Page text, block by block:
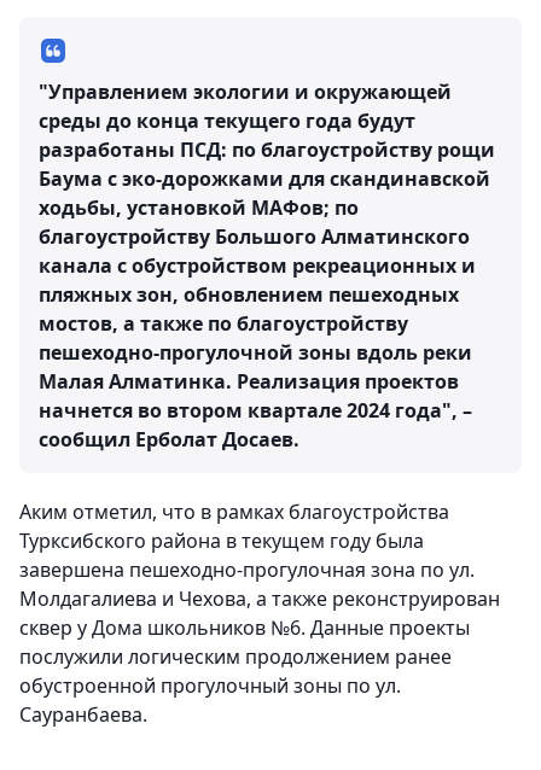
"Управлением экологии и окружающей
среды до конца текущего года будут
разработаны ПСД: по благоустройству рощи
Баума с эко-дорожками для скандинавской
ходьбы, установкой МАФов; по
благоустройству Большого Алматинского
канала с обустройством рекреационных и
пляжных зон, обновлением пешеходных
мостов, а также по благоустройству
пешеходно-прогулочной зоны вдоль реки
Малая Алматинка. Реализация проектов
начнется во втором квартале 2024 года", –
сообщил Ерболат Досаев.
Аким отметил, что в рамках благоустройства
Турксибского района в текущем году была
завершена пешеходно-прогулочная зона по ул.
Молдагалиева и Чехова, а также реконструирован
сквер у Дома школьников №6. Данные проекты
послужили логическим продолжением ранее
обустроенной прогулочный зоны по ул.
Сауранбаева.